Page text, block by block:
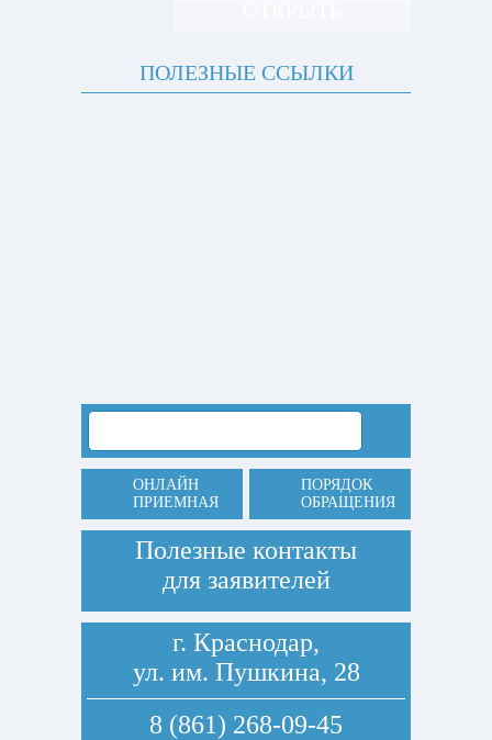
ПОЛЕЗНЫЕ ССЫЛКИ
ОНЛАЙН
ПРИЕМНАЯ
ПОРЯДОК
ОБРАЩЕНИЯ
Полезные контакты
для заявителей
г. Краснодар,
ул. им. Пушкина, 28
8 (861) 268-09-45